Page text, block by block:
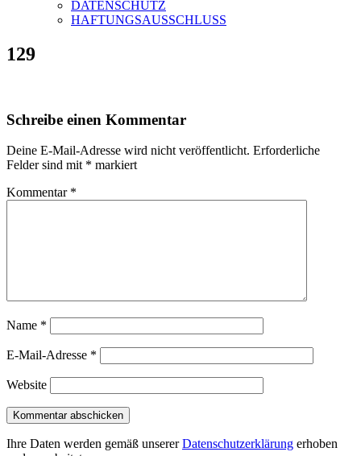
DATENSCHUTZ
HAFTUNGSAUSSCHLUSS
129
Schreibe einen Kommentar
Deine E-Mail-Adresse wird nicht veröffentlicht. Erforderliche
Felder sind mit * markiert
Kommentar *
Name *
E-Mail-Adresse *
Website
Ihre Daten werden gemäß unsererDatenschutzerklärung erhoben